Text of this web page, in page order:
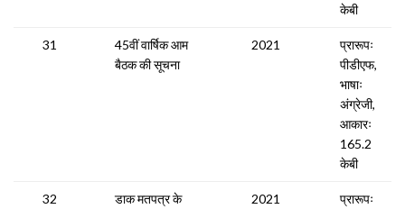
केबी
31
45वीं वार्षिक आम
बैठक की सूचना
2021
प्रारूपः
पीडीएफ,
भाषाः
अंग्रेजी,
आकारः
165.2
केबी
32
डाक मतपत्र के
2021
प्रारूपः